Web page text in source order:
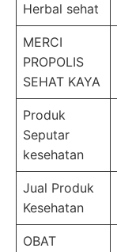
Herbal sehat
MERCI
PROPOLIS
SEHAT KAYA
Produk
Seputar
kesehatan
Jual Produk
Kesehatan
OBAT